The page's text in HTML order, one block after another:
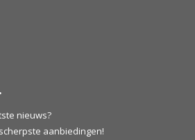
nieuws?
aanbiedingen!